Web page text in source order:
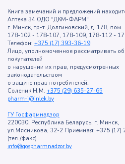
Книга замечаний и предложений
Аптека 34 ОДО "ДКМ-ФАРМ"
г. Минск, тр-т. Долгиновский, д. 178, пом.
178-102 - 178-107, 178-109, 178-112 -
Телефон: +375 (17) 393-36-19
Лицо, уполномоченное рассматривать
покупателей
о нарушении их прав, предусмотренных
законодательством
о защите прав потребителей:
Соленик Н.М. +375 (29) 635-27-65
pharm-i@inlek.by
ГУ Госфармнадзор
220030, Республика Беларусь, г. Минск,
ул.Мясникова, 32-2 Приемная: +375 (17)
(тел./факс)
info@gospharmnadzor.by